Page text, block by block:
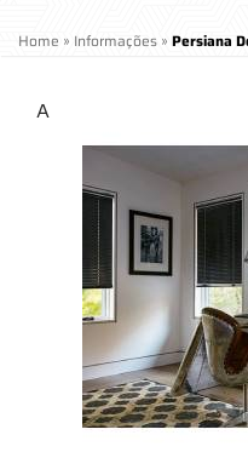
Home » Informações » Persiana
A